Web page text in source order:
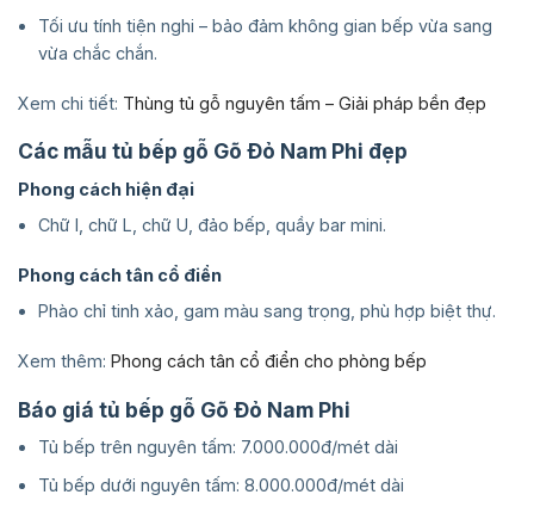
Tối ưu tính tiện nghi – bảo đảm không gian bếp vừa sang
vừa chắc chắn.
Xem chi tiết: Thùng tủ gỗ nguyên tấm – Giải pháp bền đẹp
Các mẫu tủ bếp gỗ Gõ Đỏ Nam Phi đẹp
Phong cách hiện đại
Chữ I, chữ L, chữ U, đảo bếp, quầy bar mini.
Phong cách tân cổ điển
Phào chỉ tinh xảo, gam màu sang trọng, phù hợp biệt thự.
Xem thêm: Phong cách tân cổ điển cho phòng bếp
Báo giá tủ bếp gỗ Gõ Đỏ Nam Phi
Tủ bếp trên nguyên tấm: 7.000.000đ/mét dài
Tủ bếp dưới nguyên tấm: 8.000.000đ/mét dài